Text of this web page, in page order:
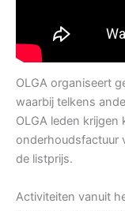
OLGA organiseert
waarbij telkens
OLGA leden
onderhoudsfactuur
de listprijs.
Activiteiten vanuit